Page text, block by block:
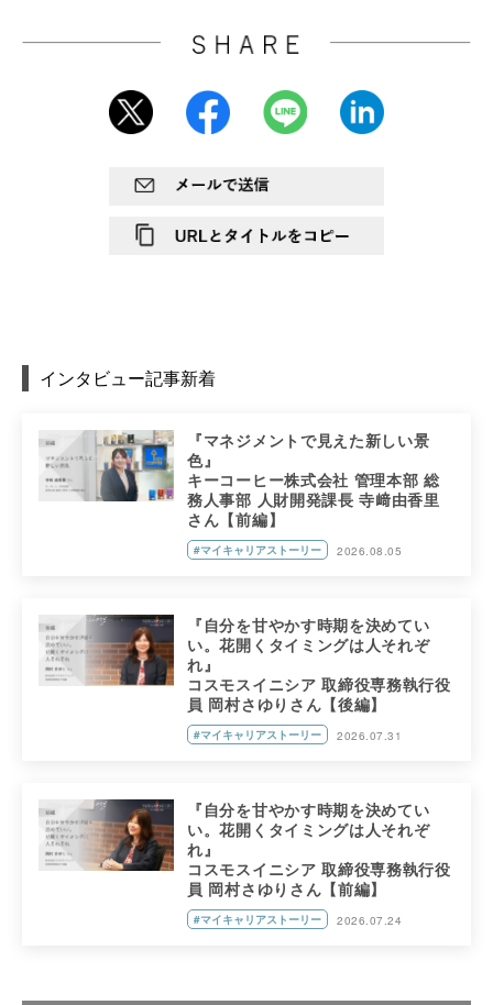
インタビュー記事新着
『マネジメントで見えた新しい景
色』
キーコーヒー株式会社 管理本部 総
務人事部 人財開発課長 寺﨑由香里
さん【前編】
#マイキャリアストーリー 2026.08.05
『自分を甘やかす時期を決めてい
い。花開くタイミングは人それぞ
れ』
コスモスイニシア 取締役専務執行役
員 岡村さゆりさん【後編】
#マイキャリアストーリー 2026.07.31
『自分を甘やかす時期を決めてい
い。花開くタイミングは人それぞ
れ』
コスモスイニシア 取締役専務執行役
員 岡村さゆりさん【前編】
#マイキャリアストーリー 2026.07.24